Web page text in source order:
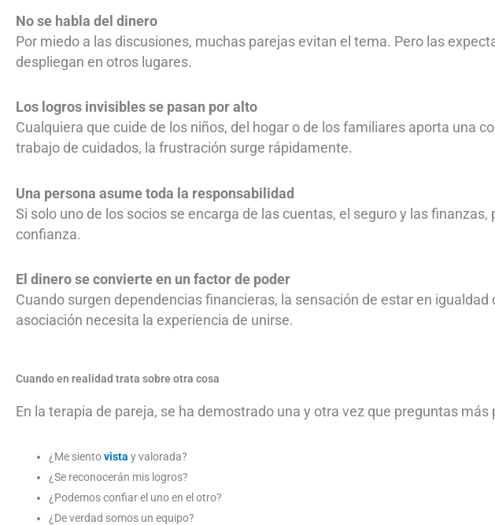
No se habla del dinero
Por miedo a las discusiones, muchas parejas evitan el tema. Pero las
despliegan en otros lugares.
Los logros invisibles se pasan por alto
Cualquiera que cuide de los niños, del hogar o de los familiares aporta una
trabajo de cuidados, la frustración surge rápidamente.
Una persona asume toda la responsabilidad
Si solo uno de los socios se encarga de las cuentas, el seguro y las
confianza.
El dinero se convierte en un factor de poder
Cuando surgen dependencias financieras, la sensación de estar en
asociación necesita la experiencia de unirse.
Cuando en realidad trata sobre otra cosa
En la terapia de pareja, se ha demostrado una y otra vez que preguntas
¿Me sientovista y valorada?
¿Se reconocerán mis logros?
¿Podemos confiar el uno en el otro?
¿De verdad somos un equipo?